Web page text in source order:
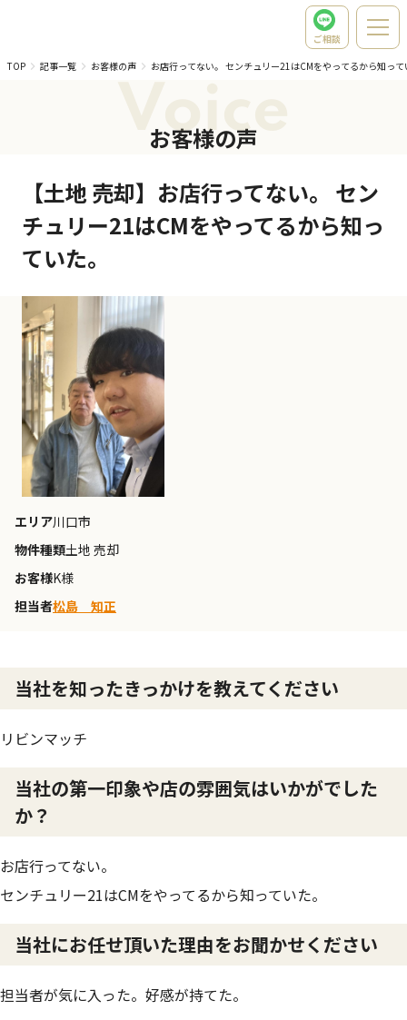
ご相談
TOP
記事一覧 お客様の声 お店行ってない。 センチュリー21はCMをやってるから知って
Voice
お客様の声
【土地 売却】お店行ってない。 セン
チュリー21はCMをやってるから知っ
ていた。
エリア川口市
物件種類土地 売却
お客様K様
担当者松島 知正
当社を知ったきっかけを教えてください
リビンマッチ
当社の第一印象や店の雰囲気はいかがでした
か？
お店行ってない。
センチュリー21はCMをやってるから知っていた。
当社にお任せ頂いた理由をお聞かせください
担当者が気に入った。好感が持てた。